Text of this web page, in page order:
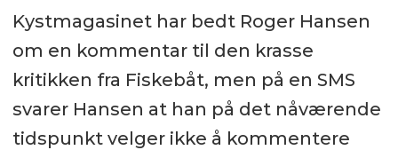
Kystmagasinet har bedt Roger Hansen
om en kommentar til den krasse
kritikken fra Fiskebåt, men på en SMS
svarer Hansen at han på det nåværende
tidspunkt velger ikke å kommentere